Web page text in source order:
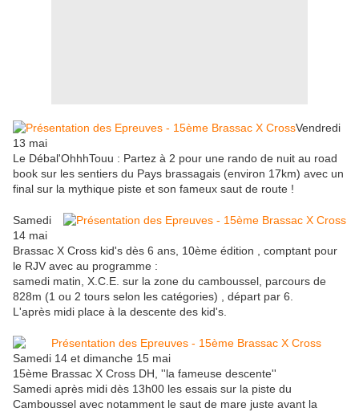
Vendredi
13 mai
Le Débal'OhhhTouu : Partez à 2 pour une rando de nuit au road
book sur les sentiers du Pays brassagais (environ 17km) avec un
final sur la mythique piste et son fameux saut de route !
Samedi
14 mai
Brassac X Cross kid's dès 6 ans, 10ème édition , comptant pour
le RJV avec au programme :
samedi matin, X.C.E. sur la zone du camboussel, parcours de
828m (1 ou 2 tours selon les catégories) , départ par 6.
L'après midi place à la descente des kid's.
Samedi 14 et dimanche 15 mai
15ème Brassac X Cross DH, ''la fameuse descente''
Samedi après midi dès 13h00 les essais sur la piste du
Camboussel avec notamment le saut de mare juste avant la